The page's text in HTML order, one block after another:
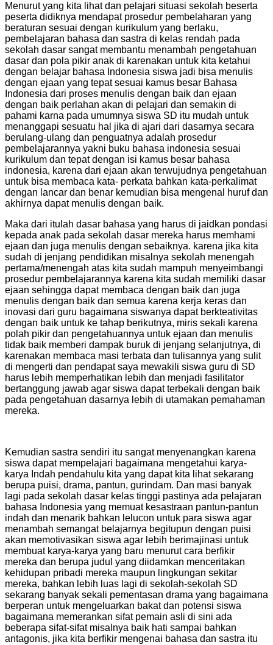
Menurut yang kita lihat dan pelajari situasi sekolah beserta
peserta didiknya mendapat prosedur pembelaharan yang
beraturan sesuai dengan kurikulum yang berlaku,
pembelajaran bahasa dan sastra di kelas rendah pada
sekolah dasar sangat membantu menambah pengetahuan
dasar dan pola pikir anak di karenakan untuk kita ketahui
dengan belajar bahasa Indonesia siswa jadi bisa menulis
dengan ejaan yang tepat sesuai kamus besar Bahasa
Indonesia dari proses menulis dengan baik dan ejaan
dengan baik perlahan akan di pelajari dan semakin di
pahami karna pada umumnya siswa SD itu mudah untuk
menanggapi sesuatu hal jika di ajari dari dasarnya secara
berulang-ulang dan penguatnya adalah prosedur
pembelajarannya yakni buku bahasa indonesia sesuai
kurikulum dan tepat dengan isi kamus besar bahasa
indonesia, karena dari ejaan akan terwujudnya pengetahuan
untuk bisa membaca kata- perkata bahkan kata-perkalimat
dengan lancar dan benar kemudian bisa mengenal huruf dan
akhirnya dapat menulis dengan baik.
Maka dari itulah dasar bahasa yang harus di jaidkan pondasi
kepada anak pada sekolah dasar mereka harus memhami
ejaan dan juga menulis dengan sebaiknya. karena jika kita
sudah di jenjang pendidikan misalnya sekolah menengah
pertama/menengah atas kita sudah mampuh menyeimbangi
prosedur pembelajarannya karena kita sudah memiliki dasar
ejaan sehingga dapat membaca dengan baik dan juga
menulis dengan baik dan semua karena kerja keras dan
inovasi dari guru bagaimana siswanya dapat berkteativitas
dengan baik untuk ke tahap berikutnya, miris sekali karena
polah pikir dan pengetahuannya untuk ejaan dan menulis
tidak baik memberi dampak buruk di jenjang selanjutnya, di
karenakan membaca masi terbata dan tulisannya yang sulit
di mengerti dan pendapat saya mewakili siswa guru di SD
harus lebih memperhatikan lebih dan menjadi fasilitator
bertanggung jawab agar siswa dapat terbekali dengan baik
pada pengetahuan dasarnya lebih di utamakan pemahaman
mereka.
Kemudian sastra sendiri itu sangat menyenangkan karena
siswa dapat mempelajari bagaimana mengetahui karya-
karya Indah pendahulu kita yang dapat kita lihat sekarang
berupa puisi, drama, pantun, gurindam. Dan masi banyak
lagi pada sekolah dasar kelas tinggi pastinya ada pelajaran
bahasa Indonesia yang memuat kesastraan pantun-pantun
indah dan menarik bahkan lelucon untuk para siswa agar
menambah semangat belajarnya begitupun dengan puisi
akan memotivasikan siswa agar lebih berimajinasi untuk
membuat karya-karya yang baru menurut cara berfikir
mereka dan berupa judul yang diidamkan menceritakan
kehidupan pribadi mereka maupun lingkungan sekitar
mereka, bahkan lebih luas lagi di sekolah-sekolah SD
sekarang banyak sekali pementasan drama yang bagaimana
berperan untuk mengeluarkan bakat dan potensi siswa
bagaimana memerankan sifat pemain asli di sini ada
beberapa sifat-sifat misalnya baik hati sampai bahkan
antagonis, jika kita berfikir mengenai bahasa dan sastra itu